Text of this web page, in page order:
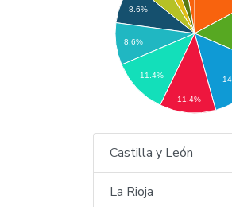
8.6%
8.6%
11.4%
11.4%
Castilla y León
La Rioja